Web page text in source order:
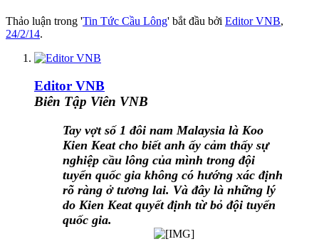
Thảo luận trong 'Tin Tức Cầu Lông' bắt đầu bởi Editor VNB,
24/2/14.
Editor VNB
Biên Tập Viên VNB
Tay vợt số 1 đôi nam Malaysia là Koo
Kien Keat cho biết anh ấy cảm thấy sự
nghiệp cầu lông của mình trong đội
tuyển quốc gia không có hướng xác định
rõ ràng ở tương lai. Và đây là những lý
do Kien Keat quyết định từ bỏ đội tuyển
quốc gia.